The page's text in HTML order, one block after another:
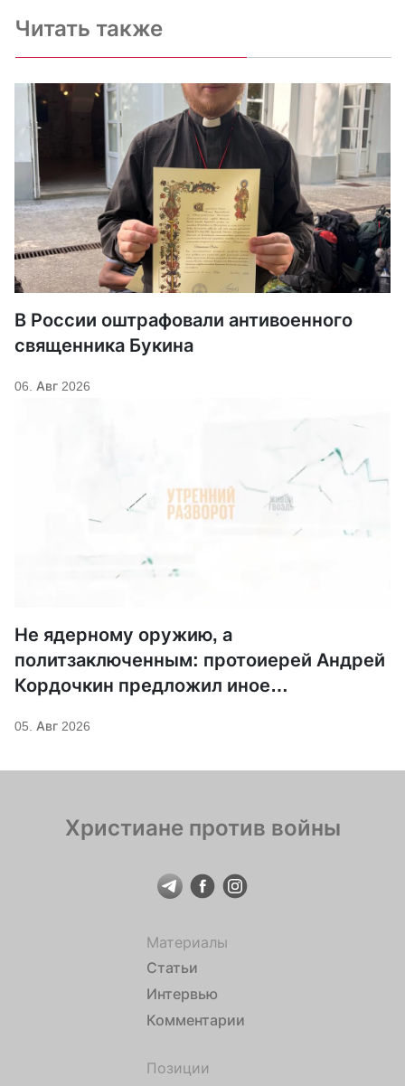
Читать также
В России оштрафовали антивоенного
священника Букина
06. Авг 2026
Не ядерному оружию, а
политзаключенным: протоиерей Андрей
Кордочкин предложил иное
Саровского
05. Авг 2026
Христиане против войны
Материалы
Статьи
Интервью
Комментарии
Позиции